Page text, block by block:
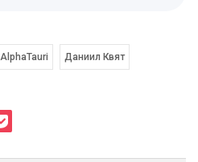
AlphaTauri Даниил Квят